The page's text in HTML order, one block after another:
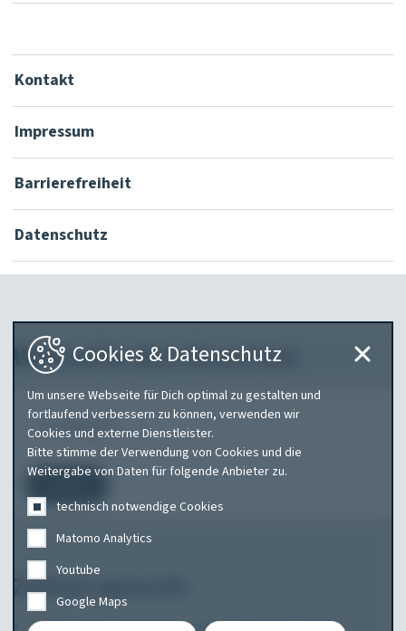
Kontakt
Impressum
Barrierefreiheit
Datenschutz
Webseite durchsuchen
Was
suchen
Sie?
Zuletzt gesucht
Cookies & Datenschutz
Um unsere Webseite für Dich optimal zu gestalten und
fortlaufend verbessern zu können, verwenden wir
Cookies und externe Dienstleister.
Bitte stimme der Verwendung von Cookies und die
Weitergabe von Daten für folgende Anbieter zu.
technisch notwendige Cookies
Matomo Analytics
Youtube
Google Maps